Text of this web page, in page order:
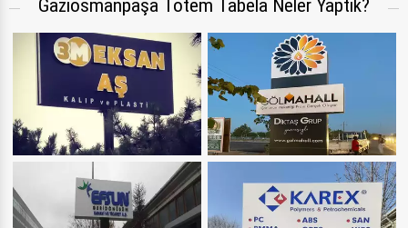
Gaziosmanpaşa Totem Tabela Neler Yaptık?